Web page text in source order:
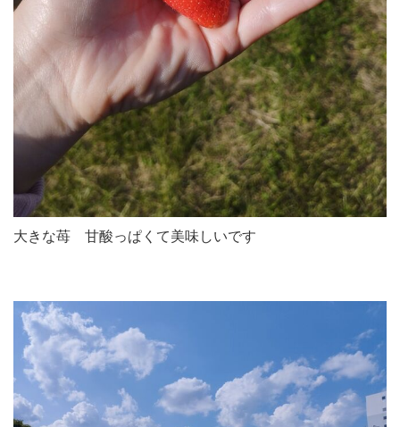
大きな苺 甘酸っぱくて美味しいです